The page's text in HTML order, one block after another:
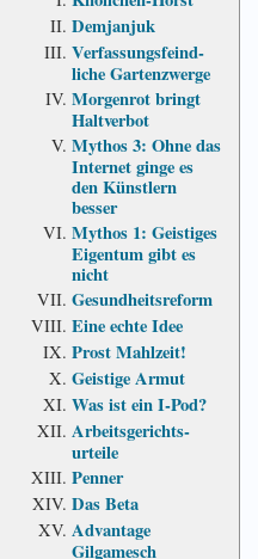
Demjanjuk
Verfassungs­feind­
liche Garten­zwerge
Morgenrot bringt
Haltverbot
Mythos 3: Ohne das
Internet ginge es
den Künstlern
besser
Mythos 1: Geistiges
Eigentum gibt es
nicht
Gesundheits­reform
Eine echte Idee
Prost Mahlzeit!
Geistige Armut
Was ist ein I-Pod?
Arbeits­gerichts­
urteile
Penner
Das Beta
Advantage
Gilgamesch